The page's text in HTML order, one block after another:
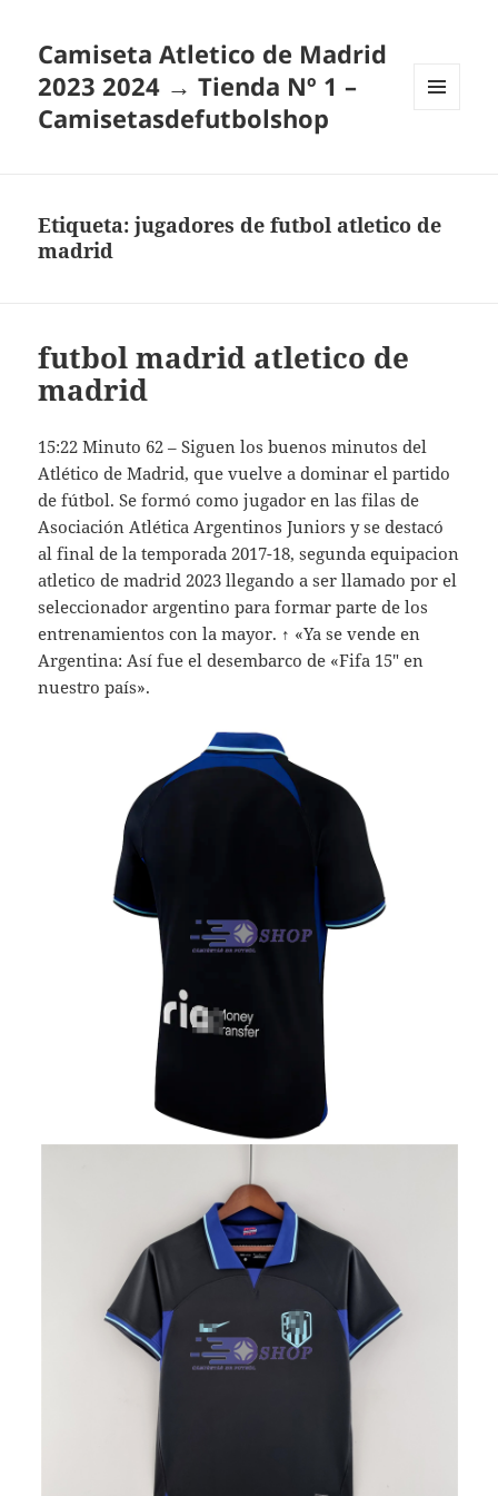
Camiseta Atletico de Madrid
2023 2024 → Tienda Nº 1 –
Camisetasdefutbolshop
Etiqueta:jugadores de futbol atletico de
madrid
futbol madrid atletico de
madrid
15:22 Minuto 62 – Siguen los buenos minutos del
Atlético de Madrid, que vuelve a dominar el partido
de fútbol. Se formó como jugador en las filas de
Asociación Atlética Argentinos Juniors y se destacó
al final de la temporada 2017-18, segunda equipacion
atletico de madrid 2023 llegando a ser llamado por el
seleccionador argentino para formar parte de los
entrenamientos con la mayor. ↑ «Ya se vende en
Argentina: Así fue el desembarco de «Fifa 15″ en
nuestro país».